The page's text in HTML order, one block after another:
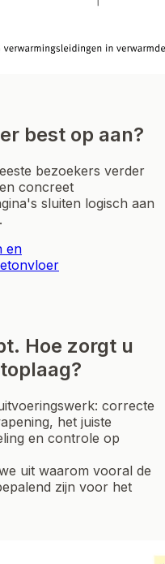
best op aan?
bezoekers verder
concreet
sluiten logisch aan
en
Hoe zorgt u
correcte
het juiste
en controle op
uit waarom vooral de
zijn voor het